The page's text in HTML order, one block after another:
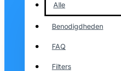
Alle
Benodigdheden
FAQ
Filters